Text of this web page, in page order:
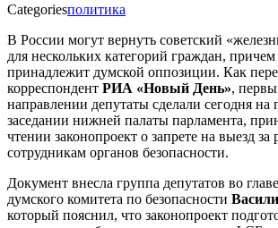
Categoriesполитика
В России могут вернуть советский
для нескольких категорий граждан, причем
принадлежит думской оппозиции. Как
корреспондент РИА «Новый День»,
направлении депутаты сделали сегодня на
заседании нижней палаты парламента,
чтении законопроект о запрете на выезд за
сотрудникам органов безопасности.
Документ внесла группа депутатов во
думского комитета по безопасности
который пояснил, что законопроект